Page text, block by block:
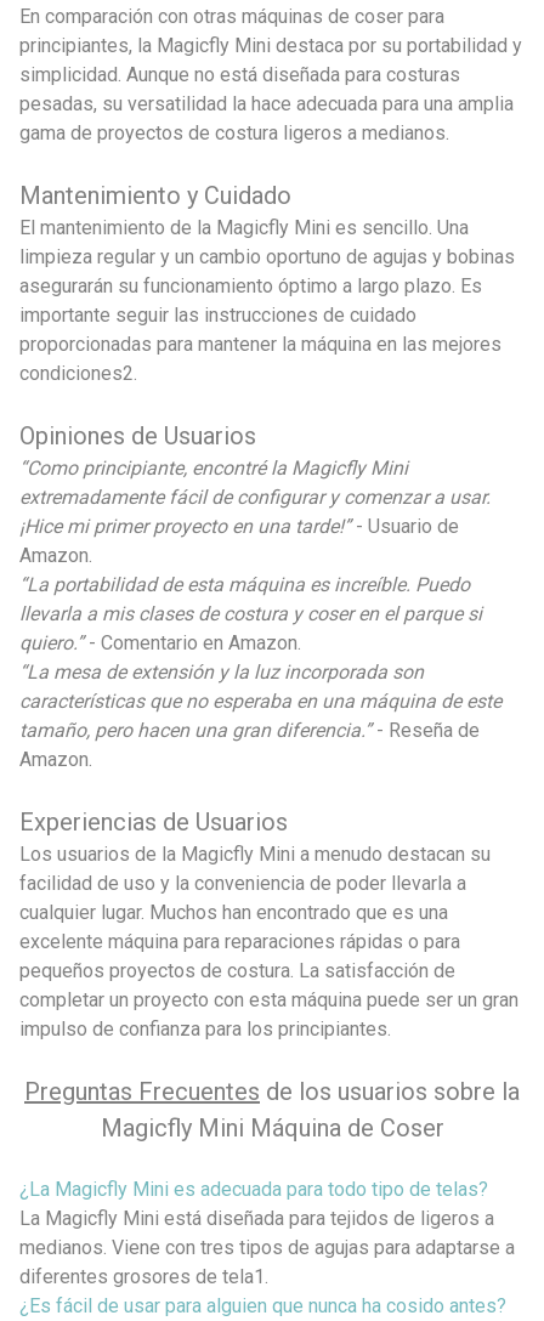
En comparación con otras máquinas de coser para
principiantes, la Magicfly Mini destaca por su portabilidad y
simplicidad. Aunque no está diseñada para costuras
pesadas, su versatilidad la hace adecuada para una amplia
gama de proyectos de costura ligeros a medianos.
Mantenimiento y Cuidado
El mantenimiento de la Magicfly Mini es sencillo. Una
limpieza regular y un cambio oportuno de agujas y bobinas
asegurarán su funcionamiento óptimo a largo plazo. Es
importante seguir las instrucciones de cuidado
proporcionadas para mantener la máquina en las mejores
condiciones2.
Opiniones de Usuarios
“Como principiante, encontré la Magicfly Mini
extremadamente fácil de configurar y comenzar a usar.
¡Hice mi primer proyecto en una tarde!”- Usuario de
Amazon.
“La portabilidad de esta máquina es increíble. Puedo
llevarla a mis clases de costura y coser en el parque si
quiero.”- Comentario en Amazon.
“La mesa de extensión y la luz incorporada son
características que no esperaba en una máquina de este
tamaño, pero hacen una gran diferencia.”- Reseña de
Amazon.
Experiencias de Usuarios
Los usuarios de la Magicfly Mini a menudo destacan su
facilidad de uso y la conveniencia de poder llevarla a
cualquier lugar. Muchos han encontrado que es una
excelente máquina para reparaciones rápidas o para
pequeños proyectos de costura. La satisfacción de
completar un proyecto con esta máquina puede ser un gran
impulso de confianza para los principiantes.
Preguntas Frecuentes de los usuarios sobre la
Magicfly Mini Máquina de Coser
¿La Magicfly Mini es adecuada para todo tipo de telas?
La Magicfly Mini está diseñada para tejidos de ligeros a
medianos. Viene con tres tipos de agujas para adaptarse a
diferentes grosores de tela1.
¿Es fácil de usar para alguien que nunca ha cosido antes?